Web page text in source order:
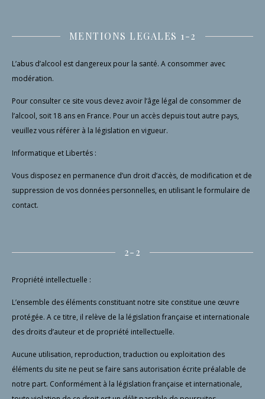
MENTIONS LEGALES 1-2
L’abus d’alcool est dangereux pour la santé. A consommer avec
modération.
Pour consulter ce site vous devez avoir l’âge légal de consommer de
l’alcool, soit 18 ans en France. Pour un accès depuis tout autre pays,
veuillez vous référer à la législation en vigueur.
Informatique et Libertés :
Vous disposez en permanence d’un droit d’accès, de modification et de
suppression de vos données personnelles, en utilisant le formulaire de
contact.
2-2
Propriété intellectuelle :
L’ensemble des éléments constituant notre site constitue une œuvre
protégée. A ce titre, il relève de la législation française et internationale
des droits d’auteur et de propriété intellectuelle.
Aucune utilisation, reproduction, traduction ou exploitation des
éléments du site ne peut se faire sans autorisation écrite préalable de
notre part. Conformément à la législation française et internationale,